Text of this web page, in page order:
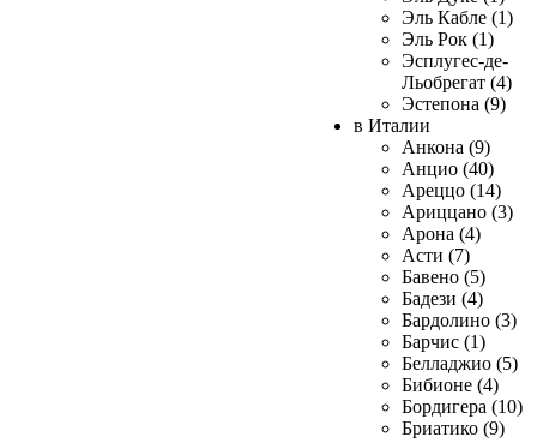
Эль Кабле (1)
Эль Рок (1)
Эсплугес-де-
Льобрегат (4)
Эстепона (9)
в Италии
Анкона (9)
Анцио (40)
Ареццо (14)
Ариццано (3)
Арона (4)
Асти (7)
Бавено (5)
Бадези (4)
Бардолино (3)
Барчис (1)
Белладжио (5)
Бибионе (4)
Бордигера (10)
Бриатико (9)